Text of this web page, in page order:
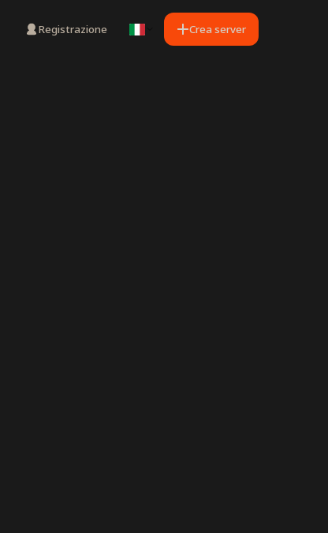
Registrazione Crea server